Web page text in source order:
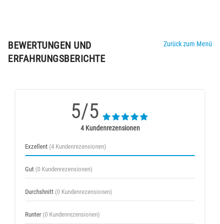
BEWERTUNGEN UND
ERFAHRUNGSBERICHTE
Zurück zum Menü
5/5
4 Kundenrezensionen
Exzellent (4 Kundenrezensionen)
Gut (0 Kundenrezensionen)
Durchshnitt (0 Kundenrezensionen)
Runter (0 Kundenrezensionen)